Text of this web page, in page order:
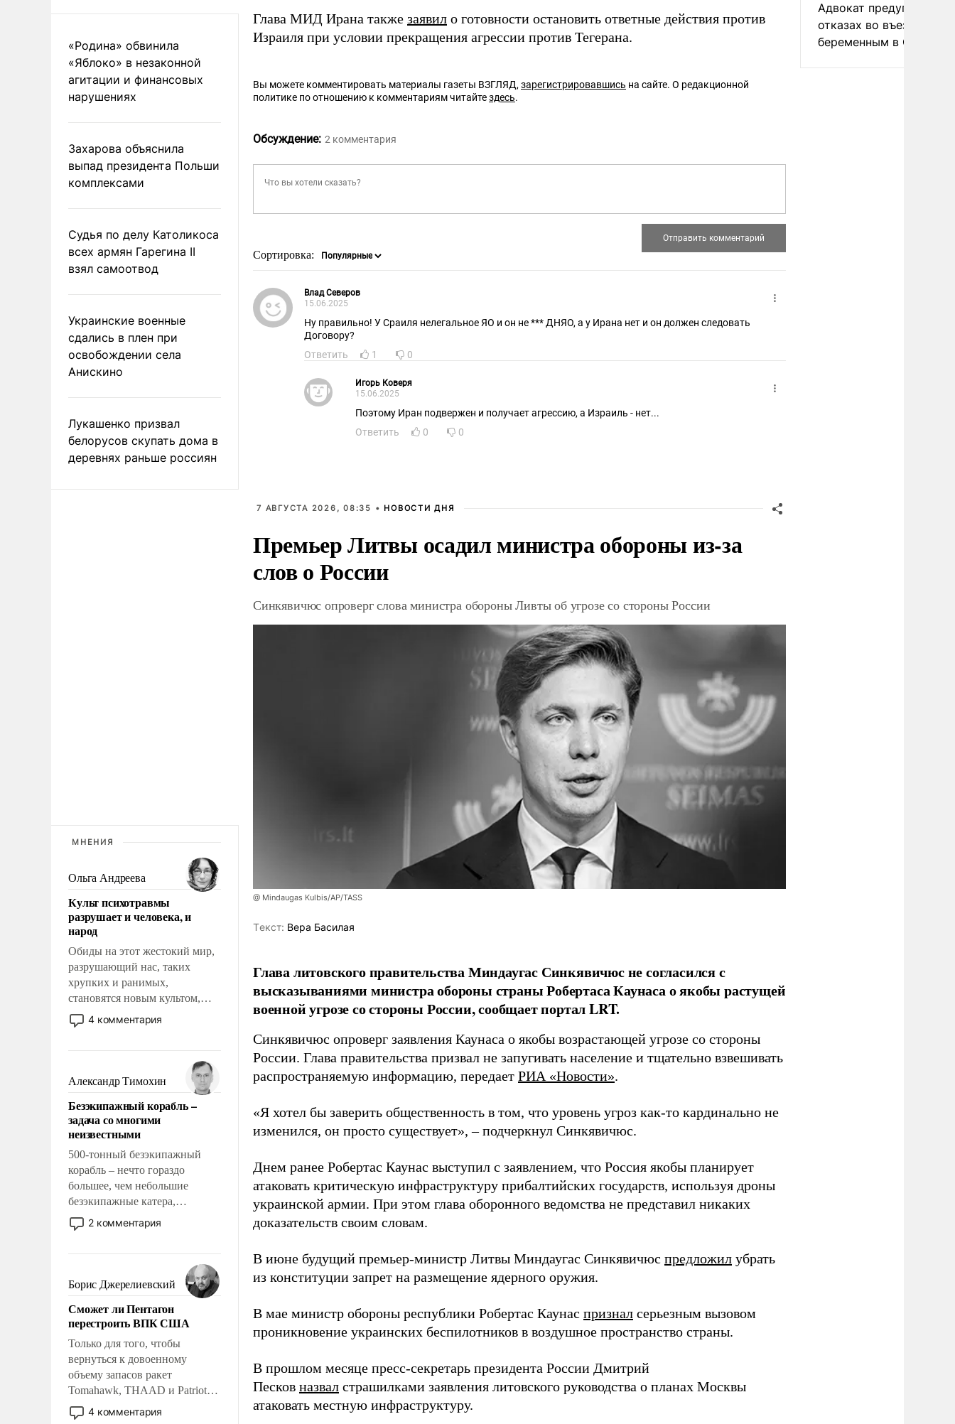
«Родина» обвинила
«Яблоко» в незаконной
агитации и финансовых
нарушениях
Захарова объяснила
выпад президента Польши
комплексами
Судья по делу Католикоса
всех армян Гарегина II
взял самоотвод
Украинские военные
сдались в плен при
освобождении села
Анискино
Лукашенко призвал
белорусов скупать дома в
деревнях раньше россиян
МНЕНИЯ
Ольга Андреева
Культ психотравмы
разрушает и человека, и
народ
Обиды на этот жестокий мир,
разрушающий нас, таких
хрупких и ранимых,
становятся новым культом,
постепенно вытесняя и
отменяя традиционное
мужественным и твердым под
ударами судьбы, брать на себя
ответственность, помогать
слабым, идти вперед и
адаптироваться.
4 комментария
Александр Тимохин
Безэкипажный корабль –
задача со многими
неизвестными
500-тонный безэкипажный
корабль – нечто гораздо
большее, чем небольшие
безэкипажные катера,
применение которых уже
стало обыденностью. Задача по
сложна и амбициозна. Однако
и ее реализация радикально
поднимет наши боевые
возможности.
2 комментария
Борис Джерелиевский
Сможет ли Пентагон
перестроить ВПК США
Только для того, чтобы
вернуться к довоенному
объему запасов ракет
Tomahawk, THAAD и Patriot
США потребуется более трех
лет. Даже небольшая война с
4 комментария
Глава МИД Ирана также заявил о готовности остановить ответные действия против
Израиля при условии прекращения агрессии против Тегерана.
Вы можете комментировать материалы газеты ВЗГЛЯД, зарегистрировавшись на сайте. О редакционной
политике по отношению к комментариям читайтездесь.
Обсуждение: 2 комментария
Сортировка:
Влад Северов
15.06.2025
Ну правильно! У Сраиля нелегальное ЯО и он не *** ДНЯО, а у Ирана нет и он должен следовать
Договору?
Ответить
1 0
Игорь Коверя
15.06.2025
Поэтому Иран подвержен и получает агрессию, а Израиль - нет...
Ответить
0 0
7 АВГУСТА 2026, 08:35 • НОВОСТИ ДНЯ
Премьер Литвы осадил министра обороны из-за
слов о России
Синкявичюс опроверг слова министра обороны Ливты об угрозе со стороны России
@ Mindaugas Kulbis/AP/TASS
Tекст: Вера Басилая
Глава литовского правительства Миндаугас Синкявичюс не согласился с
высказываниями министра обороны страны Робертаса Каунаса о якобы растущей
военной угрозе со стороны России, сообщает портал LRT.
Синкявичюс опроверг заявления Каунаса о якобы возрастающей угрозе со стороны
России. Глава правительства призвал не запугивать население и тщательно взвешивать
распространяемую информацию, передает РИА «Новости».
«Я хотел бы заверить общественность в том, что уровень угроз как-то кардинально не
изменился, он просто существует», – подчеркнул Синкявичюс.
Днем ранее Робертас Каунас выступил с заявлением, что Россия якобы планирует
атаковать критическую инфраструктуру прибалтийских государств, используя дроны
украинской армии. При этом глава оборонного ведомства не представил никаких
доказательств своим словам.
В июне будущий премьер-министр Литвы Миндаугас Синкявичюс предложил убрать
из конституции запрет на размещение ядерного оружия.
В мае министр обороны республики Робертас Каунас признал серьезным вызовом
проникновение украинских беспилотников в воздушное пространство страны.
В прошлом месяце пресс-секретарь президента России Дмитрий
Песков назвал страшилками заявления литовского руководства о планах Москвы
атаковать местную инфраструктуру.
Адвокат предупредил
отказах во въезде
беременным в США